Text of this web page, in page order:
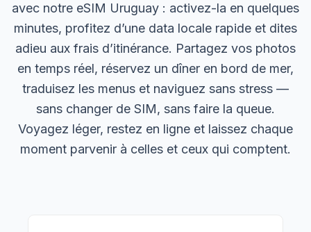
avec notre eSIM Uruguay : activez-la en quelques
minutes, profitez d’une data locale rapide et dites
adieu aux frais d’itinérance. Partagez vos photos
en temps réel, réservez un dîner en bord de mer,
traduisez les menus et naviguez sans stress —
sans changer de SIM, sans faire la queue.
Voyagez léger, restez en ligne et laissez chaque
moment parvenir à celles et ceux qui comptent.